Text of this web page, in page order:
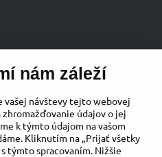
nám záleží
vašej návštevy tejto webovej
údajov o jej
k týmto údajom na vašom
Kliknutím na „Prijať všetky
týmto spracovaním. Nižšie